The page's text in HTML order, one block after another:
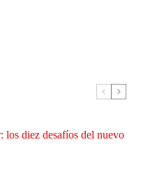
los diez desafíos del nuevo